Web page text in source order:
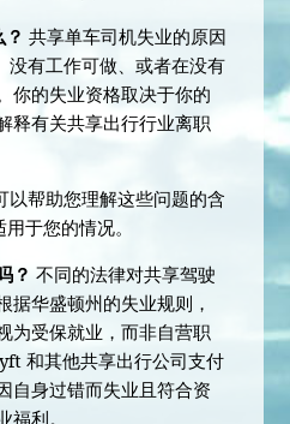
？共享单车司机失业的原因
没有工作可做、或者在没有
你的失业资格取决于你的
释有关共享出行行业离职
帮助您理解这些问题的含
于您的情况。
？不同的法律对共享驾驶
据华盛顿州的失业规则，
为受保就业，而非自营职
和其他共享出行公司支付
自身过错而失业且符合资
福利。